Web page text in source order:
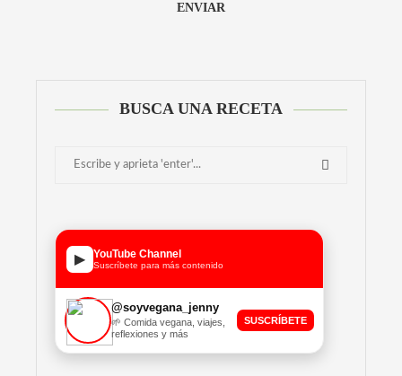
BUSCA UNA RECETA
▶ YouTube Channel
Suscríbete para más contenido
@soyvegana_jenny
🌱 Comida vegana, viajes,
reflexiones y más
SUSCRÍBETE